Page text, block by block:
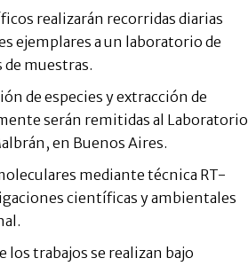
realizarán recorridas diarias
ejemplares a un laboratorio de
de muestras.
de especies y extracción de
serán remitidas al Laboratorio
en Buenos Aires.
mediante técnica RT-
científicas y ambientales
trabajos se realizan bajo